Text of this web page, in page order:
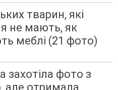
тварин, які
не мають, як
меблі (21 фото)
захотіла фото з
але отримала